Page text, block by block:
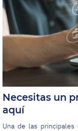
Necesitas un
aquí
Una de las principales